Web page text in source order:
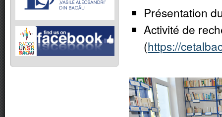
Présentation
Activité de
(https://